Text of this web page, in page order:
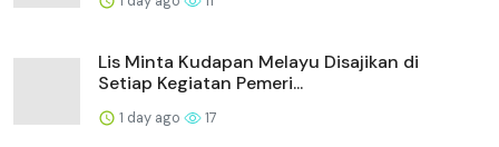
Lis Minta Kudapan Melayu Disajikan di
Setiap Kegiatan Pemeri...
1 day ago 17